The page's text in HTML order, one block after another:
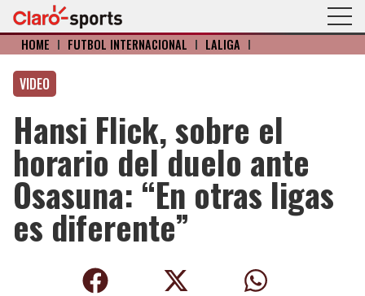
HOME I FÚTBOL INTERNACIONAL I LALIGA I
VIDEO
Hansi Flick, sobre el
horario del duelo ante
Osasuna: “En otras ligas
es diferente”